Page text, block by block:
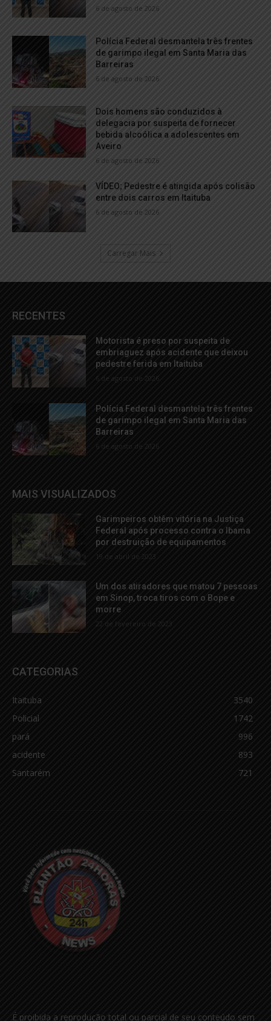
6 de agosto de 2026
Polícia Federal desmantela três frentes
de garimpo ilegal em Santa Maria das
Barreiras
6 de agosto de 2026
Dois homens são conduzidos à
delegacia por suspeita de fornecer
bebida alcoólica a adolescentes em
Aveiro
6 de agosto de 2026
VÍDEO; Pedestre é atingida após colisão
entre dois carros em Itaituba
6 de agosto de 2026
Carregar Mais
RECENTES
Motorista é preso por suspeita de
embriaguez após acidente que deixou
pedestre ferida em Itaituba
6 de agosto de 2026
Polícia Federal desmantela três frentes
de garimpo ilegal em Santa Maria das
Barreiras
6 de agosto de 2026
MAIS VISUALIZADOS
Garimpeiros obtêm vitória na Justiça
Federal após processo contra o Ibama
por destruição de equipamentos
19 de abril de 2023
Um dos atiradores que matou 7 pessoas
em Sinop, troca tiros com o Bope e
morre
22 de fevereiro de 2023
CATEGORIAS
Itaituba
3540
Policial
1742
pará
996
acidente
893
Santarém
721
É proibida a reprodução total ou parcial de seu conteúdo sem